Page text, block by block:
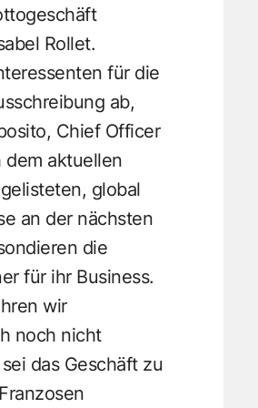
Rollet.
für die
ab,
Chief Officer
dem aktuellen
global
an der nächsten
die
für ihr Business.
wir
noch nicht
das Geschäft zu